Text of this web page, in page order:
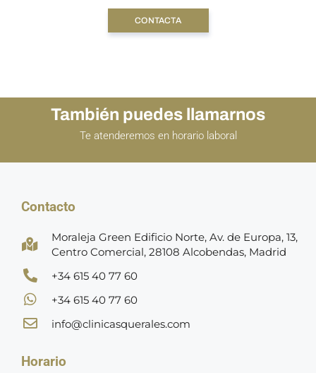
CONTACTA
También puedes llamarnos
Te atenderemos en horario laboral
Contacto
Moraleja Green Edificio Norte, Av. de Europa, 13,
Centro Comercial, 28108 Alcobendas, Madrid
+34 615 40 77 60
+34 615 40 77 60
info@clinicasquerales.com
Horario